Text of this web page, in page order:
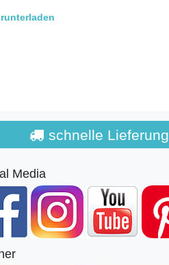
schnelle Lieferung
Media